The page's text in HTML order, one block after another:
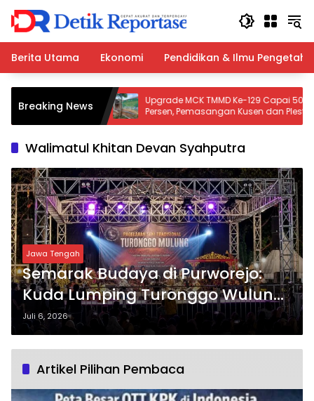
Langsung
konten
Berita Utama
Ekonomi Pendidikan & Ilmu
Breaking News
Atas
Ajang
Upgrade MCK TMMD Ke-129 Capai 50
Persen, Pemasangan Kusen dan Plester
Dinding Terus Dikebut
Walimatul Khitan Devan Syahputra
Jawa Tengah
Semarak Budaya di Purworejo:
Kuda Lumping Turonggo Wulung
Meriahkan Khitanan Devan
Syahputra
Juli 6, 2026
Artikel Pilihan Pembaca